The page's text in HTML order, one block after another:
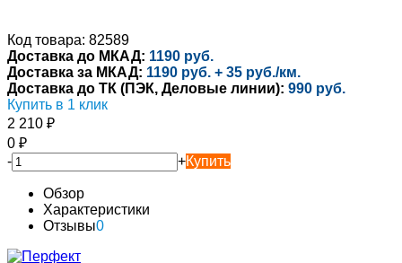
Код товара: 82589
Доставка до МКАД: 1190 руб.
Доставка за МКАД: 1190 руб. + 35 руб./км.
Доставка до ТК (ПЭК, Деловые линии): 990 руб.
Купить в 1 клик
2 210 ₽
0 ₽
-
+Купить
Обзор
Характеристики
Отзывы0